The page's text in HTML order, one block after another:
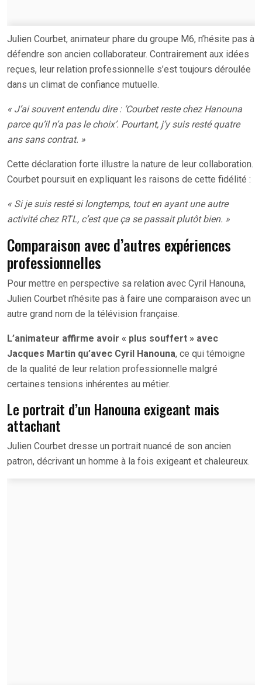
Julien Courbet, animateur phare du groupe M6, n’hésite pas à
défendre son ancien collaborateur. Contrairement aux idées
reçues, leur relation professionnelle s’est toujours déroulée
dans un climat de confiance mutuelle.
« J’ai souvent entendu dire : ‘Courbet reste chez Hanouna
parce qu’il n’a pas le choix’. Pourtant, j’y suis resté quatre
ans sans contrat. »
Cette déclaration forte illustre la nature de leur collaboration.
Courbet poursuit en expliquant les raisons de cette fidélité :
« Si je suis resté si longtemps, tout en ayant une autre
activité chez RTL, c’est que ça se passait plutôt bien. »
Comparaison avec d’autres expériences
professionnelles
Pour mettre en perspective sa relation avec Cyril Hanouna,
Julien Courbet n’hésite pas à faire une comparaison avec un
autre grand nom de la télévision française.
L’animateur affirme avoir « plus souffert » avec
Jacques Martin qu’avec Cyril Hanouna, ce qui témoigne
de la qualité de leur relation professionnelle malgré
certaines tensions inhérentes au métier.
Le portrait d’un Hanouna exigeant mais
attachant
Julien Courbet dresse un portrait nuancé de son ancien
patron, décrivant un homme à la fois exigeant et chaleureux.